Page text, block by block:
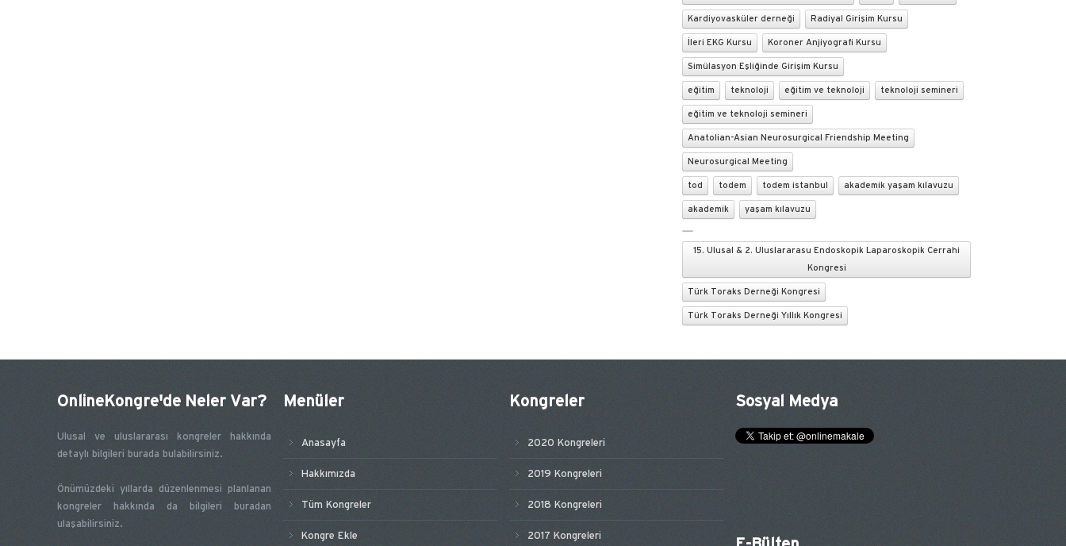
Kardiyovasküler derneği Radiyal Girişim Kursu
İleri EKG Kursu Koroner Anjiyografi Kursu
Simülasyon Eşliğinde Girişim Kursu
eğitim teknoloji eğitim ve teknoloji teknoloji semineri
eğitim ve teknoloji semineri
Anatolian-Asian Neurosurgical Friendship Meeting
Neurosurgical Meeting
tod todem todem istanbul akademik yaşam kılavuzu
akademik yaşam kılavuzu
15. Ulusal & 2. Uluslararasu Endoskopik Laparoskopik Cerrahi
Kongresi
Türk Toraks Derneği Kongresi
Türk Toraks Derneği Yıllık Kongresi
OnlineKongre'de Neler Var?
Ulusal ve uluslararası kongreler hakkında
detaylı bilgileri burada bulabilirsiniz.
Önümüzdeki yıllarda düzenlenmesi planlanan
kongreler hakkında da bilgileri buradan
ulaşabilirsiniz.
Menüler
Anasayfa
Hakkımızda
Tüm Kongreler
Kongre Ekle
Kongreler
2020 Kongreleri
2019 Kongreleri
2018 Kongreleri
2017 Kongreleri
Sosyal Medya